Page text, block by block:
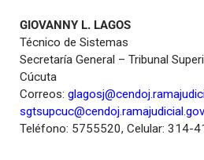
GIOVANNY L. LAGOS
Técnico de Sistemas
Secretaría General – Tribunal
Cúcuta
Correos:
Teléfono: 5755520, Celular: 314-